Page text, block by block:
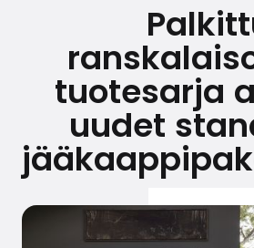
tuotesarja
uudet